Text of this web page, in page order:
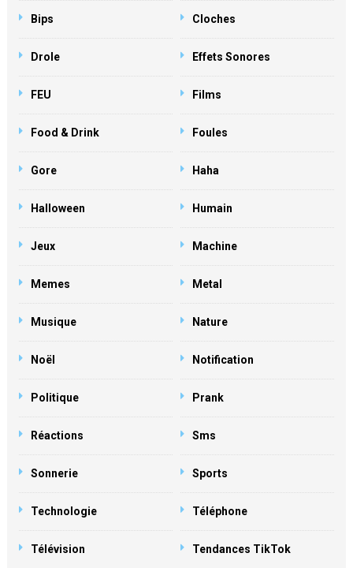
Bips Cloches
Drole Effets Sonores
FEU Films
Food & Drink Foules
Gore Haha
Halloween Humain
Jeux Machine
Memes Metal
Musique Nature
Noël Notification
Politique Prank
Réactions Sms
Sonnerie Sports
Technologie Téléphone
Télévision Tendances TikTok